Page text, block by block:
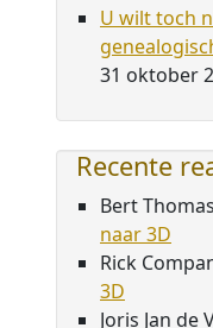
U wilt toch
31 oktober
Recente
Bert
naar 3D
Rick
3D
Joris Jan de